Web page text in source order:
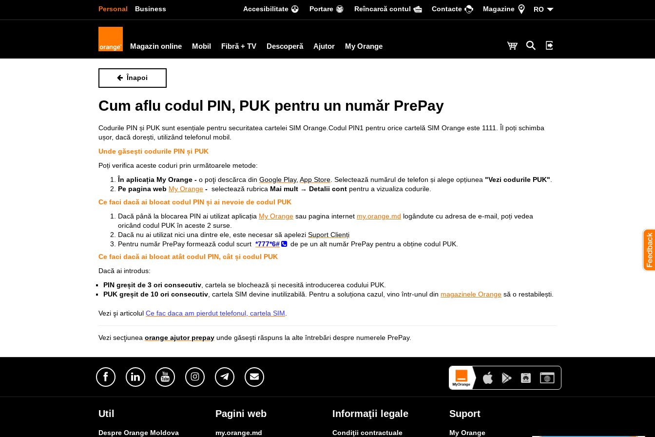
Personal Business Accesibilitate Portare Reîncarcă contul Сontacte Magazine RO
Magazin online Mobil Fibră + TV Descoperă Ajutor My Orange
Înapoi
Cum aflu codul PIN, PUK pentru un număr PrePay
Codurile PIN și PUK sunt esențiale pentru securitatea cartelei SIM Orange.Codul PIN1 pentru orice cartelă SIM Orange este 1111. Îl poți schimba
ușor, dacă dorești, utilizând telefonul mobil.
Unde găseşti codurile PIN și PUK
Poți verifica aceste coduri prin următoarele metode:
În aplicația My Orange - o poţi descărca din Google Play, App Store . Selectează numărul de telefon și alege opțiunea "Vezi codurile PUK"
Pe pagina web My Orange - selectează rubrica Mai mult → Detalii cont pentru a vizualiza codurile.
Ce faci dacă ai blocat codul PIN și ai nevoie de codul PUK
Dacă până la blocarea PIN ai utilizat aplicația My Orange sau pagina internet my.orange.md logândute cu adresa de e-mail, poți vedea
oricând codul PUK în aceste 2 surse.
Dacă nu ai utilizat nici una dintre ele, este necesar să apelezi Suport Clienți
Pentru număr PrePay formează codul scurt *777*6#
de pe un alt număr PrePay pentru a obține codul PUK.
Ce faci dacă ai blocat atât codul PIN, cât și codul PUK
Dacă ai introdus:
PIN greșit de 3 ori consecutiv , cartela se blochează și necesită introducerea codului PUK.
PUK greșit de 10 ori consecutiv , cartela SIM devine inutilizabilă. Pentru a soluționa cazul, vino într-unul din magazinele Orange să o restabilești.
Vezi şi articolul Ce fac daca am pierdut telefonul, cartela SIM
Vezi secţiunea orange ajutor prepay unde găseşti răspuns la alte întrebări despre numerele PrePay.
Util
Despre Orange Moldova
Pagini web
my.orange.md
Informaţii legale
Condiţii contractuale
Suport
My Orange